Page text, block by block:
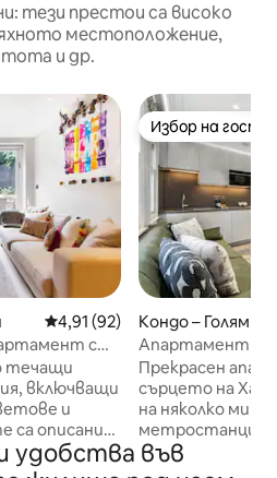
тези престои са високо
местоположение,
и др.
Средна оценка: 4,91 от 5,
4,91 (92)
с
течащи
включващи
и
са описани
да
Този
Избор на
Избор на
Кондо – Голям
Апартамент с
Хампстед от
Прекрасен
сърцето на
на няколко
метростанция
Hampstead
Hampstead
удобства във